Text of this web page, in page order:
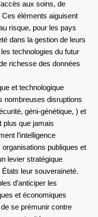
aux soins, de
éléments aiguisent
risque, pour les pays
dans la gestion de leurs
technologies du futur
richesse des données
et technologique
nombreuses disruptions
géni-génétique, ) et
plus que jamais
l’intelligence
publiques et
levier stratégique
leur souveraineté.
d’anticiper les
et économiques
se prémunir contre